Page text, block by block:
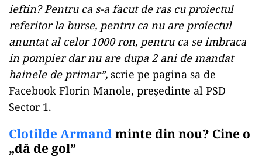
ieftin? Pentru ca s-a facut de ras cu proiectul
referitor la burse, pentru ca nu are proiectul
anuntat al celor 1000 ron, pentru ca se imbraca
in pompier dar nu are dupa 2 ani de mandat
hainele de primar”, scrie pe pagina sa de
Facebook Florin Manole, președinte al PSD
Sector 1.
Clotilde Armandminte din nou? Cine o
„dă de gol”